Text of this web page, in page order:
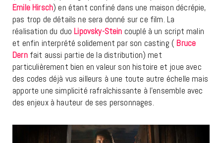
Emile Hirsch) en étant confiné dans une maison décrépie,
pas trop de détails ne sera donné sur ce film. La
réalisation du duo Lipovsky-Stein couplé à un script malin
et enfin interprété solidement par son casting ( Bruce
Dernfait aussi partie de la distribution) met
particulièrement bien en valeur son histoire et joue avec
des codes déjà vus ailleurs à une toute autre échelle mais
apporte une simplicité rafraîchissante à l’ensemble avec
des enjeux à hauteur de ses personnages.